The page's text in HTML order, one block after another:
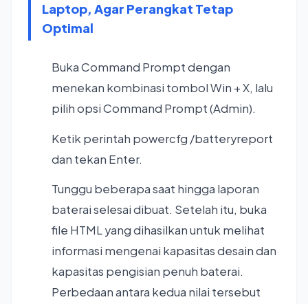
Laptop, Agar Perangkat Tetap
Optimal
Buka Command Prompt dengan
menekan kombinasi tombol Win + X, lalu
pilih opsi Command Prompt (Admin).
Ketik perintah powercfg /batteryreport
dan tekan Enter.
Tunggu beberapa saat hingga laporan
baterai selesai dibuat. Setelah itu, buka
file HTML yang dihasilkan untuk melihat
informasi mengenai kapasitas desain dan
kapasitas pengisian penuh baterai.
Perbedaan antara kedua nilai tersebut